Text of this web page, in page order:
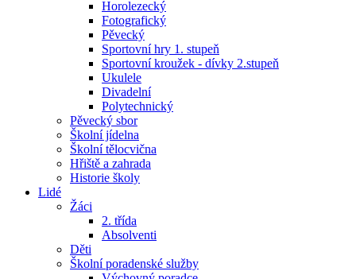
Horolezecký
Fotografický
Pěvecký
Sportovní hry 1. stupeň
Sportovní kroužek - dívky 2.stupeň
Ukulele
Divadelní
Polytechnický
Pěvecký sbor
Školní jídelna
Školní tělocvična
Hřiště a zahrada
Historie školy
Lidé
Žáci
2. třída
Absolventi
Děti
Školní poradenské služby